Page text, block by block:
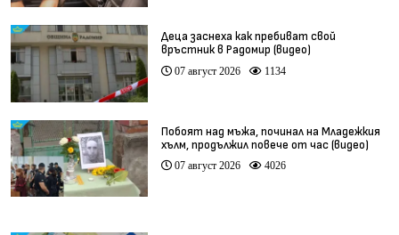
Деца заснеха как пребиват свой
връстник в Радомир (видео)
07 август 2026 1134
Побоят над мъжа, починал на Младежкия
хълм, продължил повече от час (видео)
07 август 2026 4026